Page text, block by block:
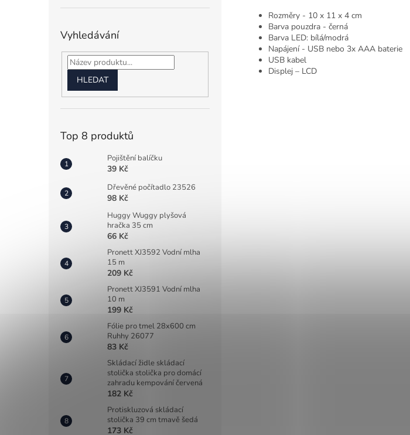
Vyhledávání
HLEDAT
Top 8 produktů
Pojištění balíčku
39 Kč
Dřevěné počítadlo 23526
98 Kč
Huggy Wuggy plyšová
hračka 35 cm
66 Kč
Pronett XJ3592 Vodní mlha
15 m
209 Kč
Pronett XJ3591 Vodní mlha
10 m
199 Kč
Fólie pro tmel 28x600 cm
Ruhhy 26077
83 Kč
Skládací židle skládací
stolička stolička pro domácí
zahradu kempování červená
182 Kč
Protiskluzová skládací
stolička 39 cm tmavě šedá
173 Kč
Rozměry - 10 x 11 x 4 cm
Barva pouzdra - černá
Barva LED: bílá/modrá
Napájení - USB nebo 3x AAA baterie
USB kabel
Displej – LCD